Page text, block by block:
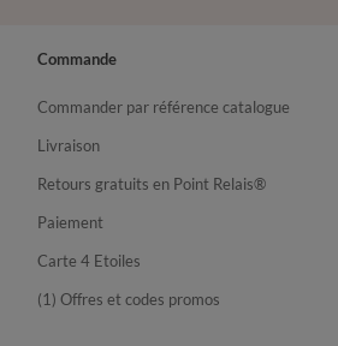
Commande
Commander par référence catalogue
Livraison
Retours gratuits en Point Relais®
Paiement
Carte 4 Etoiles
(1) Offres et codes promos